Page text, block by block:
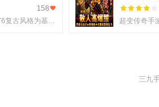
一款以经典1.76复古风格为基调的《初心传奇3》悄然进入玩家视野。它不仅仅是对过往记忆的简单复刻，更是在
158
三九